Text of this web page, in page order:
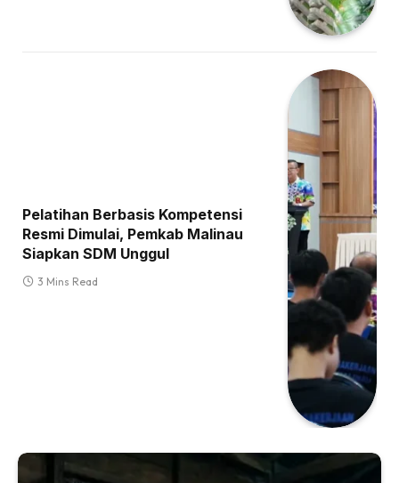
Pelatihan Berbasis Kompetensi
Resmi Dimulai, Pemkab Malinau
Siapkan SDM Unggul
3 Mins Read